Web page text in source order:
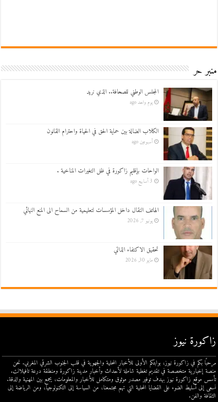
منبر حر
المجلس الوطني للصحافة.. الذي نريد
يوم واحد ago
الكلاب الضالة بين حماية الحق في الحياة واحترام القانون
أسبوعين ago
الواحات بإقليم زاكورة في ظل التغيرات المناخية .
3 أسابيع ago
الهاتف النقال داخل المؤسسات لتعليمية من السماح الى المنع النهائي
يونيو 7, 2026
تحقيق الاكتفاء الذاتي
مايو 30, 2026
زاكورة نيوز
مرحبًا بكم في زاكورة نيوز، بوابتكم الأولى للأخبار المحلية والجهوية في قلب الجنوب الشرقي المغربي. نحن
منصة إخبارية متخصصة في تقديم تغطية شاملة لأحداث وأخبار مدينة زاكورة ومنطقة درعة تافيلالت.
تأسس موقع زاكورة نيوز بهدف توفير مصدر موثوق ومتكامل للأخبار والمعلومات، يجمع بين المهنية والدقة.
نسعى إلى تسليط الضوء على القضايا المحلية التي تهم مجتمعنا، من السياسة إلى التكنولوجيا، ومن الرياضة إلى
الثقافة والفن.